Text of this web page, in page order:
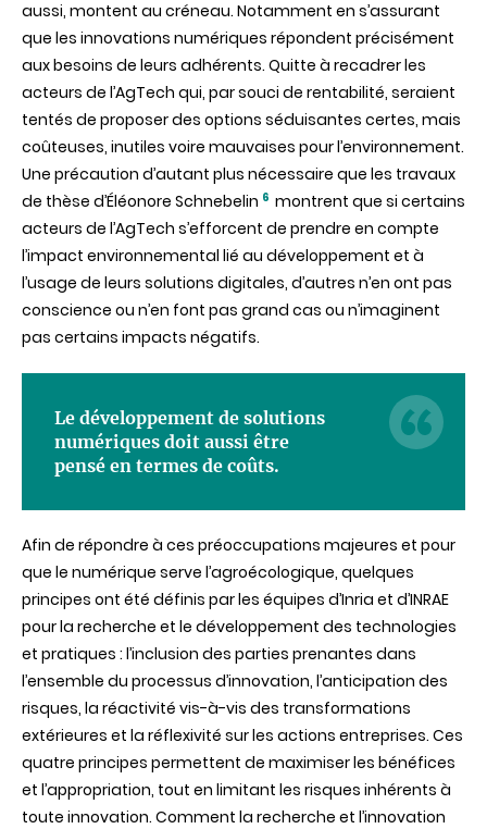
aussi, montent au créneau. Notamment en s’assurant
que les innovations numériques répondent précisément
aux besoins de leurs adhérents. Quitte à recadrer les
acteurs de l’AgTech qui, par souci de rentabilité, seraient
tentés de proposer des options séduisantes certes, mais
coûteuses, inutiles voire mauvaises pour l’environnement.
Une précaution d’autant plus nécessaire que les travaux
de thèse d’Éléonore Schnebelin 6 montrent que si certains
acteurs de l’AgTech s’efforcent de prendre en compte
l’impact environnemental lié au développement et à
l’usage de leurs solutions digitales, d’autres n’en ont pas
conscience ou n’en font pas grand cas ou n’imaginent
pas certains impacts négatifs.
Le développement de solutions
numériques doit aussi être
pensé en termes de coûts.
Afin de répondre à ces préoccupations majeures et pour
que le numérique serve l’agroécologique, quelques
principes ont été définis par les équipes d’Inria et d’INRAE
pour la recherche et le développement des technologies
et pratiques : l’inclusion des parties prenantes dans
l’ensemble du processus d’innovation, l’anticipation des
risques, la réactivité vis-à-vis des transformations
extérieures et la réflexivité sur les actions entreprises. Ces
quatre principes permettent de maximiser les bénéfices
et l’appropriation, tout en limitant les risques inhérents à
toute innovation. Comment la recherche et l’innovation